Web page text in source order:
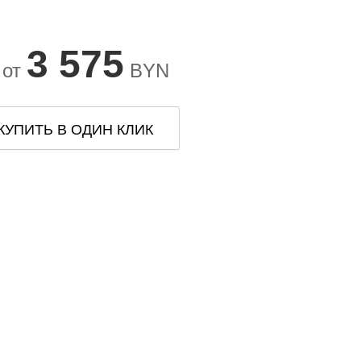
3 575 BYN
В ОДИН КЛИК